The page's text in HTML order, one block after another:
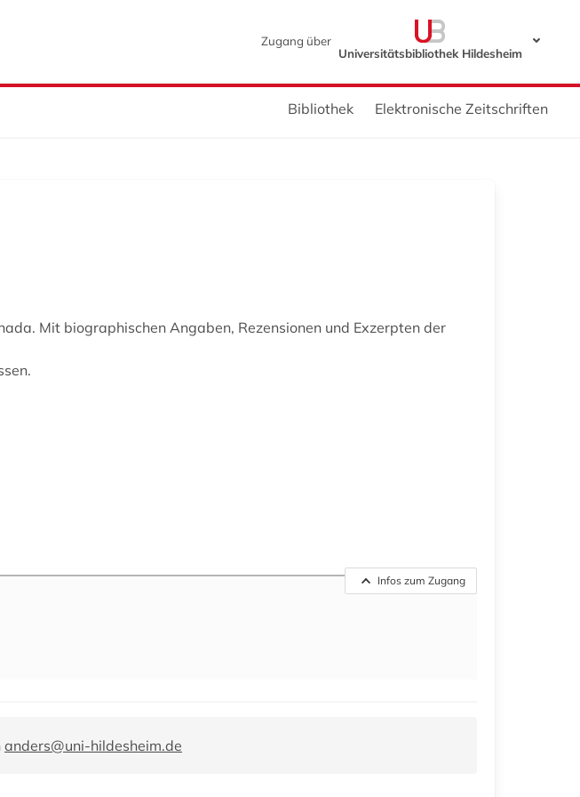
Zugang über
Universitätsbibliothek Hildesheim
Bibliothek Elektronische Zeitschriften
Mit biographischen Angaben, Rezensionen und Exzerpten der
Infos zum Zugang
anders@uni-hildesheim.de